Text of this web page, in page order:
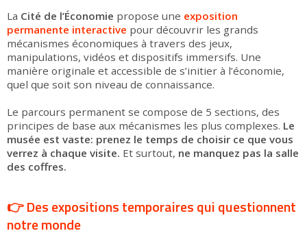
La Cité de l’Économie propose une exposition
permanente interactive pour découvrir les grands
mécanismes économiques à travers des jeux,
manipulations, vidéos et dispositifs immersifs. Une
manière originale et accessible de s’initier à l’économie,
quel que soit son niveau de connaissance.
Le parcours permanent se compose de 5 sections, des
principes de base aux mécanismes les plus complexes. Le
musée est vaste: prenez le temps de choisir ce que vous
verrez à chaque visite. Et surtout, ne manquez pas la salle
des coffres.
👉 Desexpositions temporairesqui questionnent
notre monde